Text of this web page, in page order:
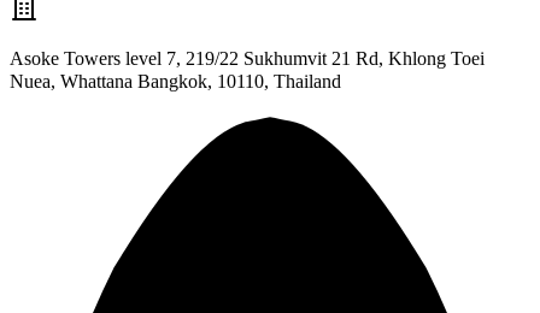
Asoke Towers level 7, 219/22 Sukhumvit 21 Rd, Khlong Toei
Nuea, Whattana Bangkok, 10110, Thailand